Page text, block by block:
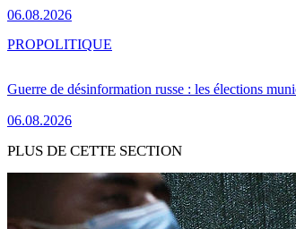
06.08.2026
Guerre de désinformation russe : les élections
06.08.2026
PROPOLITIQUE
PLUS DE CETTE SECTION